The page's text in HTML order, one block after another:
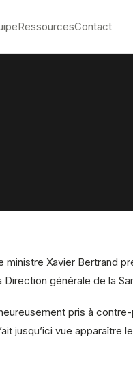
RessourcesContact
Xavier Bertrand
générale de la
pris à
jusqu’ici vue apparaître